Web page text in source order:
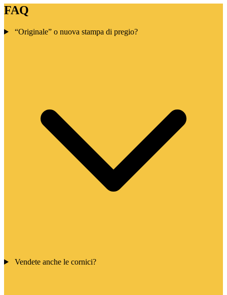
FAQ
“Originale” o nuova stampa di pregio?
Vendete anche le cornici?